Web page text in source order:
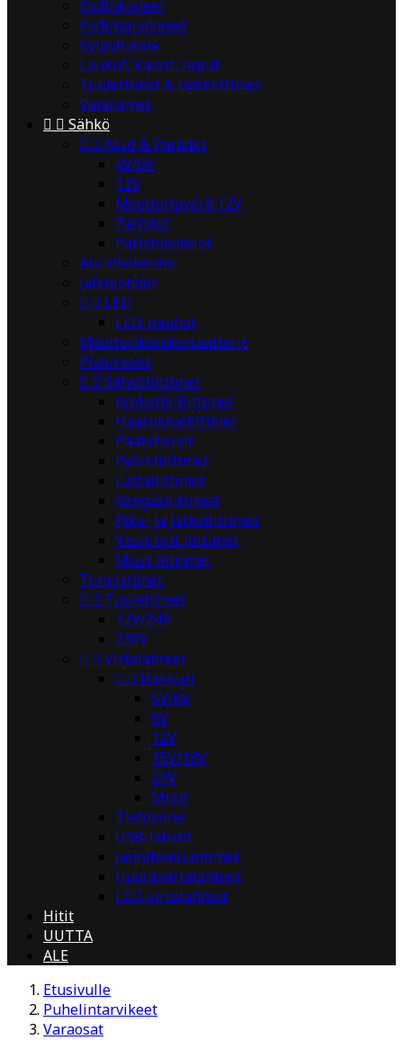
Kodinkoneet
Kodintarvikkeet
Kylpyhuone
Laukut, kassit, reput
Tuulettimet & lämmittimet
Valaisimet
  Sähkö
  Akut & Paristot
4V/6V
12V
Moottoripyörä 12V
Paristot
Paristokotelot
Aurinkokenno
Jatkojohdot
  LED
LED-nauhat
Moottorikondensaattorit
Pistokkeet
  Sähköliittimet
Krokotiililiittimet
Haarukkaliittimet
Pääteholkit
Pyöröliittimet
Lattaliittimet
Rengasliittimet
Pika- ja jatkoliittimet
Vesitiiviit liittimet
Muut liittimet
Tunnistimet
  Tuulettimet
12V/24V
230V
  Virtalähteet
  Hakkuri
5V/6V
9V
12V
15V/18V
24V
Muut
Tietokone
USB-laturit
Jännitemuuntimet
Huoltovirtalähteet
LED-virtalähteet
Hitit
UUTTA
ALE
Etusivulle
Puhelintarvikeet
Varaosat